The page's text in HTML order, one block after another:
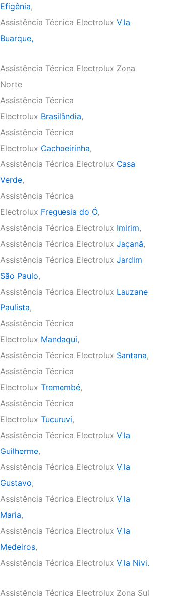
Efigênia,
Assistência Técnica Electrolux Vila
Buarque,
Assistência Técnica Electrolux Zona
Norte
Assistência Técnica
Electrolux Brasilândia,
Assistência Técnica
Electrolux Cachoeirinha,
Assistência Técnica Electrolux Casa
Verde,
Assistência Técnica
Electrolux Freguesia do Ó,
Assistência Técnica Electrolux Imirim,
Assistência Técnica Electrolux Jaçanã,
Assistência Técnica Electrolux Jardim
São Paulo,
Assistência Técnica Electrolux Lauzane
Paulista,
Assistência Técnica
Electrolux Mandaqui,
Assistência Técnica Electrolux Santana,
Assistência Técnica
Electrolux Tremembé,
Assistência Técnica
Electrolux Tucuruvi,
Assistência Técnica Electrolux Vila
Guilherme,
Assistência Técnica Electrolux Vila
Gustavo,
Assistência Técnica Electrolux Vila
Maria,
Assistência Técnica Electrolux Vila
Medeiros,
Assistência Técnica Electrolux Vila Nivi.
Assistência Técnica Electrolux Zona Sul